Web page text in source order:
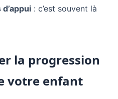
: c’est souvent là
la progression
votre enfant